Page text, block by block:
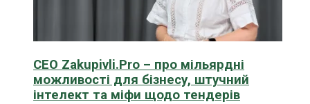
CEO Zakupivli.Pro – про мільярдні
можливості для бізнесу, штучний
інтелект та міфи щодо тендерів